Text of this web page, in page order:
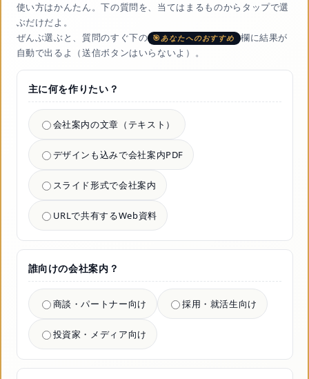
使い方はかんたん。下の質問を、当てはまるものからタップで選
ぶだけだよ。
ぜんぶ選ぶと、質問のすぐ下の
あなたへのおすすめ
欄に結果が
自動で出るよ（送信ボタンはいらないよ）。
主に何を作りたい？
会社案内の文章（テキスト）
デザインも込みで会社案内PDF
スライド形式で会社案内
URLで共有するWeb資料
誰向けの会社案内？
商談・パートナー向け 採用・就活生向け
投資家・メディア向け